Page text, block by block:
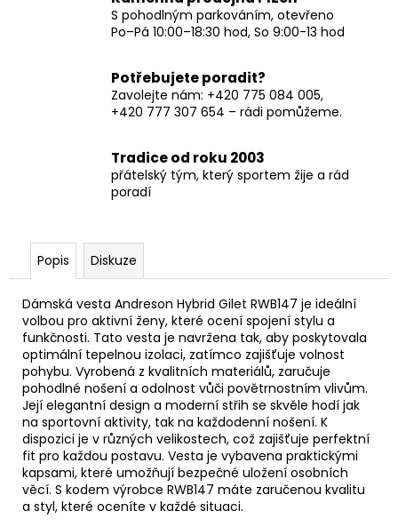
S pohodlným parkováním, otevřeno
Po–Pá 10:00–18:30 hod, So 9:00-13 hod
Potřebujete poradit?
Zavolejte nám: +420 775 084 005,
+420 777 307 654 – rádi pomůžeme.
Tradice od roku 2003
přátelský tým, který sportem žije a rád
poradí
Popis Diskuze
Dámská vesta Andreson Hybrid Gilet RWB147 je ideální
volbou pro aktivní ženy, které ocení spojení stylu a
funkčnosti. Tato vesta je navržena tak, aby poskytovala
optimální tepelnou izolaci, zatímco zajišťuje volnost
pohybu. Vyrobená z kvalitních materiálů, zaručuje
pohodlné nošení a odolnost vůči povětrnostním vlivům.
Její elegantní design a moderní střih se skvěle hodí jak
na sportovní aktivity, tak na každodenní nošení. K
dispozici je v různých velikostech, což zajišťuje perfektní
fit pro každou postavu. Vesta je vybavena praktickými
kapsami, které umožňují bezpečné uložení osobních
věcí. S kodem výrobce RWB147 máte zaručenou kvalitu
a styl, které oceníte v každé situaci.